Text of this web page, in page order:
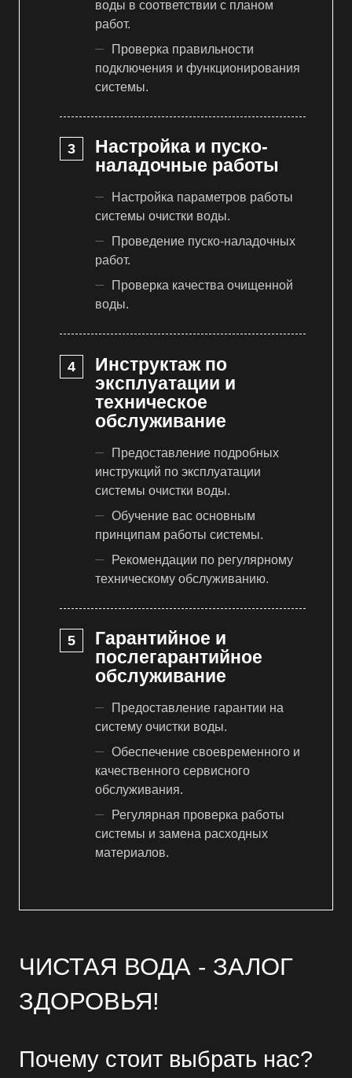
воды в соответствии с планом
работ.
Проверка правильности
подключения и функционирования
системы.
Настройка и пуско-
наладочные работы
Настройка параметров работы
системы очистки воды.
Проведение пуско-наладочных
работ.
Проверка качества очищенной
воды.
Инструктаж по
эксплуатации и
техническое
обслуживание
Предоставление подробных
инструкций по эксплуатации
системы очистки воды.
Обучение вас основным
принципам работы системы.
Рекомендации по регулярному
техническому обслуживанию.
Гарантийное и
послегарантийное
обслуживание
Предоставление гарантии на
систему очистки воды.
Обеспечение своевременного и
качественного сервисного
обслуживания.
Регулярная проверка работы
системы и замена расходных
материалов.
ЧИСТАЯ ВОДА - ЗАЛОГ
ЗДОРОВЬЯ!
Почему стоит выбрать нас?